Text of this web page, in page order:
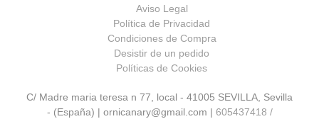
Aviso Legal
Política de Privacidad
Condiciones de Compra
Desistir de un pedido
Políticas de Cookies
C/ Madre maria teresa n 77, local - 41005 SEVILLA, Sevilla
- (España) | ornicanary@gmail.com | 605437418 /